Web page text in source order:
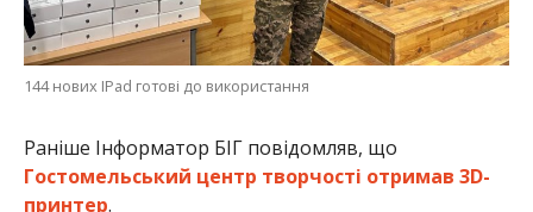
144 нових IPad готові до використання
Раніше Інформатор БІГ повідомляв, що
Гостомельський центр творчості отримав 3D-
принтер.